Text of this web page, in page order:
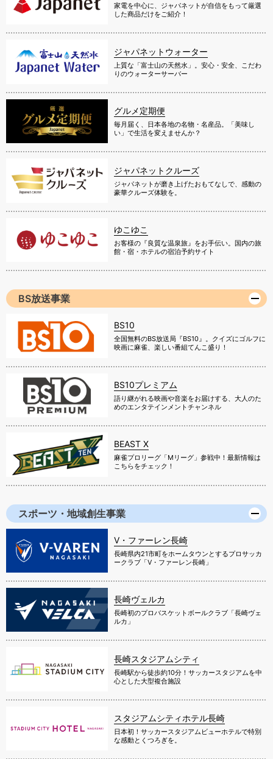
家電を中心に、ジャパネットが自信をもって厳選
した商品だけをご紹介！
ジャパネットウォーター
上質な「富士山の天然水」。安心・安全、こだわ
りのウォーターサーバー
グルメ定期便
毎月届く、日本各地の名物・名産品。「美味し
い」で生活を変えませんか？
ジャパネットクルーズ
ジャパネットが磨き上げたおもてなしで、感動の
豪華クルーズ体験を。
ゆこゆこ
お客様の『良質な温泉旅』をお手伝い。国内の旅
館・宿・ホテルの宿泊予約サイト
BS放送事業
BS10
全国無料のBS放送局『BS10』。クイズにゴルフに
映画に麻雀、楽しい番組てんこ盛り！
BS10プレミアム
語り継がれる映画や音楽をお届けする、大人のた
めのエンタテインメントチャンネル
BEAST X
麻雀プロリーグ「Mリーグ」参戦中！最新情報は
こちらをチェック！
スポーツ・地域創生事業
V・ファーレン長崎
長崎県内21市町をホームタウンとするプロサッカ
ークラブ「V・ファーレン長崎」
長崎ヴェルカ
長崎初のプロバスケットボールクラブ「長崎ヴェ
ルカ」
長崎スタジアムシティ
長崎駅から徒歩約10分！サッカースタジアムを中
心とした大型複合施設
スタジアムシティホテル長崎
日本初！サッカースタジアムビューホテルで特別
な感動とくつろぎを。